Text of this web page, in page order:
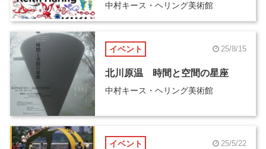
中村キース・ヘリング美術館
イベント 25/8/15
北川原温 時間と空間の星座
中村キース・ヘリング美術館
イベント 25/5/22